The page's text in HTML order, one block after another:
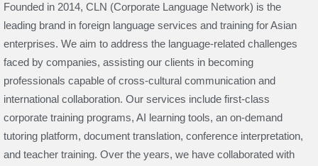
Founded in 2014, CLN (Corporate Language Network) is the
leading brand in foreign language services and training for Asian
enterprises. We aim to address the language-related challenges
faced by companies, assisting our clients in becoming
professionals capable of cross-cultural communication and
international collaboration. Our services include first-class
corporate training programs, AI learning tools, an on-demand
tutoring platform, document translation, conference interpretation,
and teacher training. Over the years, we have collaborated with